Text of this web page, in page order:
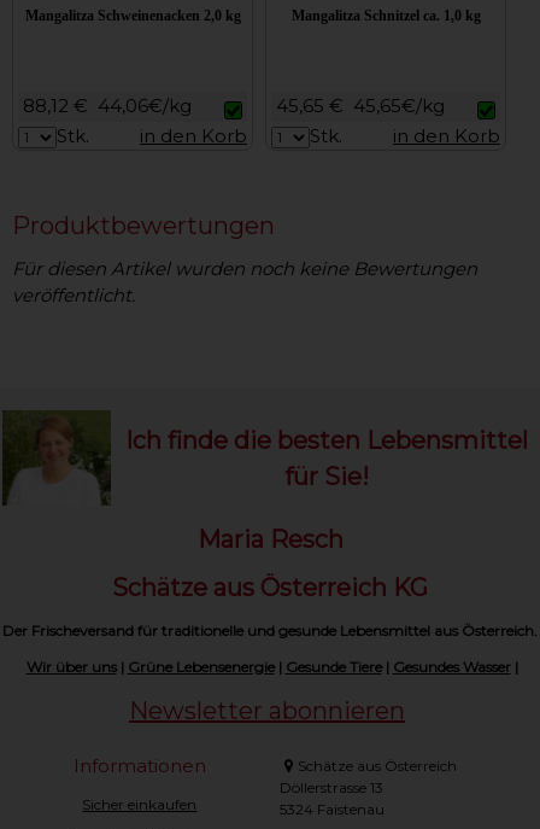
Mangalitza Schweinenacken 2,0 kg
88,12 € 44,06€/kg
Stk.
in den Korb
Mangalitza Schnitzel ca. 1,0 kg
45,65 € 45,65€/kg
Stk.
in den Korb
Produktbewertungen
Für diesen Artikel wurden noch keine Bewertungen
veröffentlicht.
Ich finde die besten Lebensmittel
für Sie!
Maria Resch
Schätze aus Österreich KG
Der Frischeversand für traditionelle und gesunde Lebensmittel aus Österreich.
Wir über uns| Grüne Lebensenergie| Gesunde Tiere| Gesundes Wasser|
Newsletter abonnieren
Informationen
Sicher einkaufen
Schätze aus Österreich
Döllerstrasse 13
5324 Faistenau